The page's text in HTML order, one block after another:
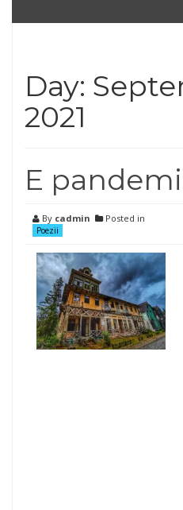
Day:
2021
E
By cadmin Posted in
Poezii